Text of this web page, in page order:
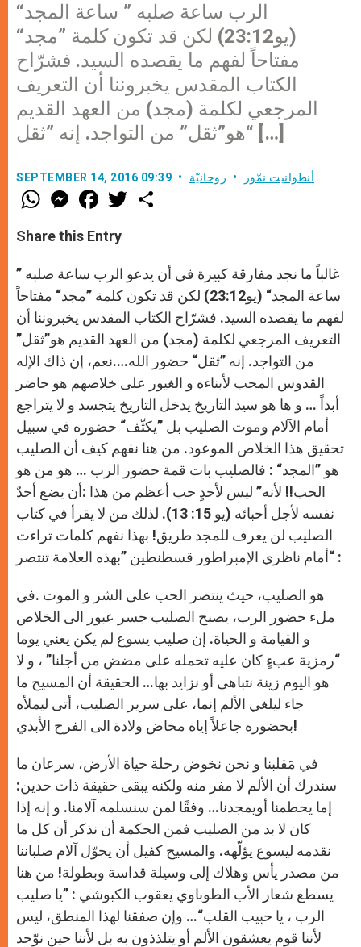
الرب ساعة صلبه ” ساعة المجد“
(يو23:12) لكن قد تكون كلمة ”مجد“
مفتاحاً لفهم ما يقصده السيد. فشرّاح
الكتاب المقدس يخبروننا أن التعريف
المرجعي لكلمة (مجد) من العهد القديم
هو”ثقل” من التواجد. إنه ”ثقل“ […]
SEPTEMBER 14, 2016 09:39 أنطوانيت نمّور روحانيّة
W
h
t
s
p
p
M
e
s
e
g
e
r
F
a
e
b
k
w
r
Share this Entry
غالباً ما نجد مفارقة كبيرة في أن يدعو الرب ساعة صلبه ”
ساعة المجد“ (يو23:12) لكن قد تكون كلمة ”مجد“ مفتاحاً
لفهم ما يقصده السيد. فشرّاح الكتاب المقدس يخبروننا أن
التعريف المرجعي لكلمة (مجد) من العهد القديم هو”ثقل”
من التواجد. إنه ”ثقل“ حضور الله….نعم، إن ذاك الإله
القدوس المحب لأبناءه و الغيور على خلاصهم هو حاضر
أبداً … و ها هو سيد التاريخ يدخل التاريخ يتجسد و لا يتراجع
أمام الآلام وموت الصليب بل ”يكثّف“ حضوره في سبيل
تحقيق هذا الخلاص الموعود. من هنا نفهم كيف أن الصليب
هو ”المجد“ : فالصليب بات قمة حضور الرب … هو من هو
الحب!! لأنه” ليس لأحدٍ حب أعظم من هذا :أن يضع أحدٌ
نفسه لأجل أحبائه (يو 15: 13). لذلك من لا يقرأ في كتاب
الصليب لن يعرف للمجد طريق! بهذا نفهم كلمات تراءت
أمام ناظري الإمبراطور قسطنطين ”بهذه العلامة تنتصر“ :
هو الصليب، حيث ينتصر الحب على الشر و الموت .في
ملء حضور الرب، يصبح الصليب جسر عبور الى الخلاص
و القيامة و الحياة. إن صليب يسوع لم يكن يعني يوما
“رمزية عبءٍ كان عليه تحمله على مضض من أجلنا” ، و لا
هو اليوم زينة نتباهى أو نزايد بها… الحقيقة أن المسيح ما
جاء ليلغي الألم إنما، على سرير الصليب، أتى ليملأه
بحضوره جاعلاً إياه مخاض ولادة الى الفرح الأبدي!
في مَقلبنا و نحن نخوض رحلة حياة الأرض، سرعان ما
سندرك أن الألم لا مفر منه ولكنه يبقى حقيقة ذات حدين:
إما يحطمنا أويمجدنا… وفقًا لمن سنسلمه آلامنا. و إنه إذا
كان لا بد من الصليب فمن الحكمة أن نذكر أن كل ما
نقدمه ليسوع يؤلّهه. والمسيح كفيل أن يحوّل آلام صلباننا
من مصدر يأس وهلاك إلى وسيلة قداسة وبطولة! من هنا
يسطع شعار الأب الطوباوي يعقوب الكبوشي : ”يا صليب
الرب ، يا حبيب القلب“… وإن صفقنا لهذا المنطق، ليس
لأننا قوم يعشقون الألم أو يتلذذون به بل لأننا حين نوّحد